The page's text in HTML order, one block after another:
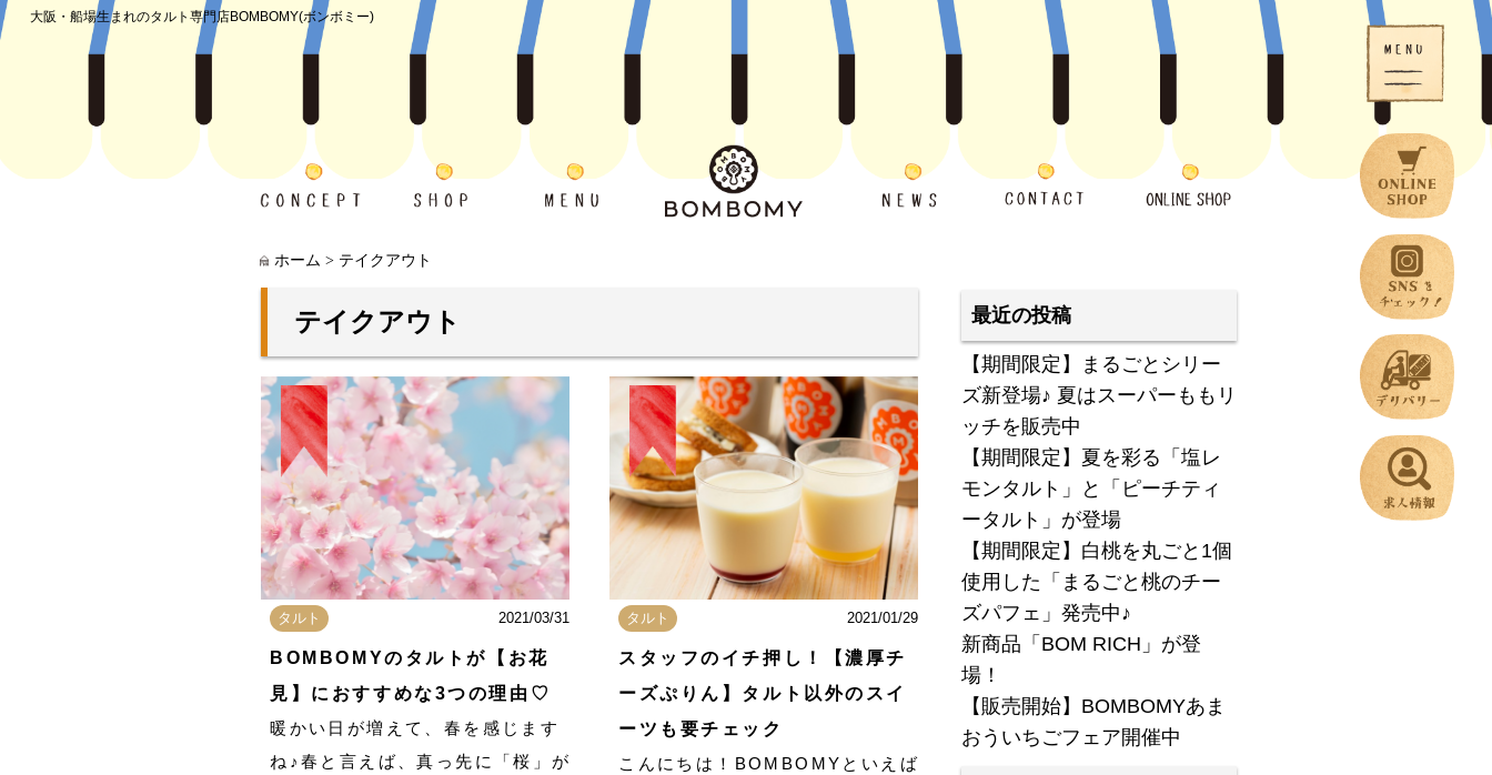
大阪・船場生まれのタルト専門店BOMBOMY(ボンボミー)
ホーム > テイクアウト
テイクアウト
タルト 2021/03/31
BOMBOMYのタルトが【お花
見】におすすめな3つの理由♡
暖かい日が増えて、春を感じます
ね♪春と言えば、真っ先に「桜」が
タルト 2021/01/29
スタッフのイチ押し！【濃厚チ
ーズぷりん】タルト以外のスイ
ーツも要チェック
こんにちは！BOMBOMYといえば
最近の投稿
【期間限定】まるごとシリー
ズ新登場♪ 夏はスーパーももリ
ッチを販売中
【期間限定】夏を彩る「塩レ
モンタルト」と「ピーチティ
ータルト」が登場
【期間限定】白桃を丸ごと1個
使用した「まるごと桃のチー
ズパフェ」発売中♪
新商品「BOM RICH」が登
場！
【販売開始】BOMBOMYあま
おういちごフェア開催中